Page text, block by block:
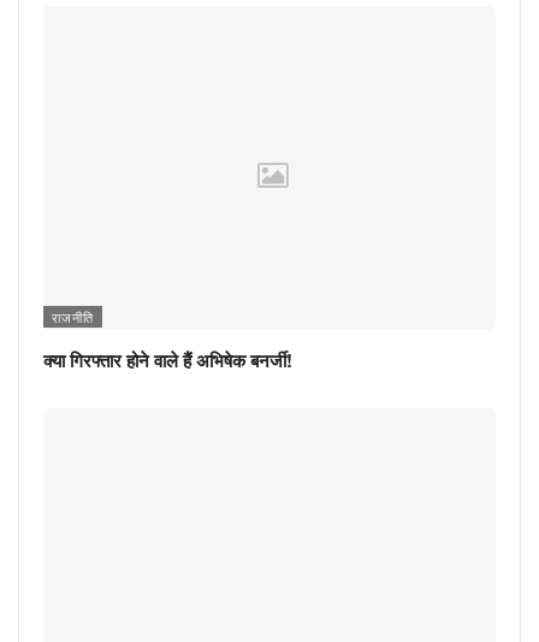
राजनीति
क्या गिरफ्तार होने वाले हैं अभिषेक बनर्जी!